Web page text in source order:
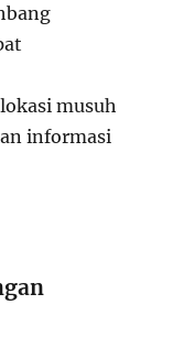
musuh
informasi